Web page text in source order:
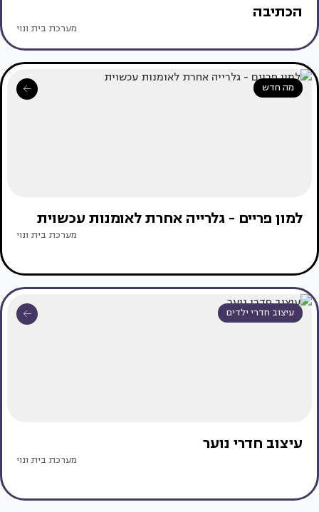
הכתיבה
מערכת בית ונוי
מה חדש
למון פריים - גלרייה אחרת לאומנות עכשוית
מערכת בית ונוי
עיצוב חדרי ילדים
עיצוב חדרי נוער
מערכת בית ונוי